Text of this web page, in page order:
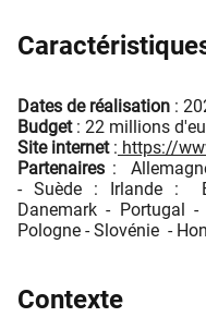
Dates de réalisation :
Budget: 22 millions
Site internet: https://
Partenaires :
- Suède : Irlande :
Danemark - Portugal
Pologne - Slovénie -
Contexte